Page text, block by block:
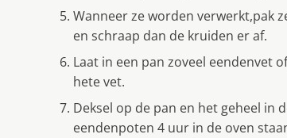
Wanneer ze worden verwerkt,pak
en schraap dan de kruiden er af.
Laat in een pan zoveel eendenvet
hete vet.
Deksel op de pan en het geheel in
eendenpoten 4 uur in de oven